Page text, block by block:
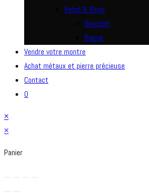
Rebel & Rose
Bracelet
Bague
Vendre votre montre
Achat métaux et pierre précieuse
Contact
0
×
×
Panier